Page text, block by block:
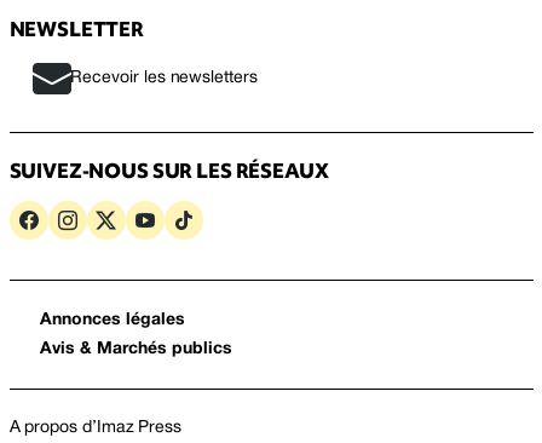
NEWSLETTER
Recevoir les newsletters
SUIVEZ-NOUS SUR LES RÉSEAUX
Annonces légales
Avis & Marchés publics
A propos d’Imaz Press